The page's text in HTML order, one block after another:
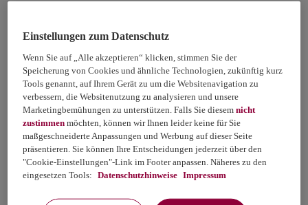
Einstellungen zum Datenschutz
Wenn Sie auf „Alle akzeptieren“ klicken, stimmen Sie der
Speicherung von Cookies und ähnliche Technologien, zukünftig kurz
Tools genannt, auf Ihrem Gerät zu um die Websitenavigation zu
verbessern, die Websitenutzung zu analysieren und unsere
Marketingbemühungen zu unterstützen. Falls Sie diesemnicht
zustimmen möchten, können wir Ihnen leider keine für Sie
maßgeschneiderte Anpassungen und Werbung auf dieser Seite
präsentieren. Sie können Ihre Entscheidungen jederzeit über den
"Cookie-Einstellungen"-Link im Footer anpassen. Näheres zu den
eingesetzen Tools: Datenschutzhinweise Impressum